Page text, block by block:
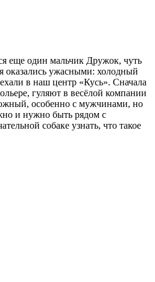
еще один мальчик Дружок, чуть
оказались ужасными: холодный
в наш центр «Кусь». Сначала
гуляют в весёлой компании
особенно с мужчинами, но
и нужно быть рядом с
собаке узнать, что такое